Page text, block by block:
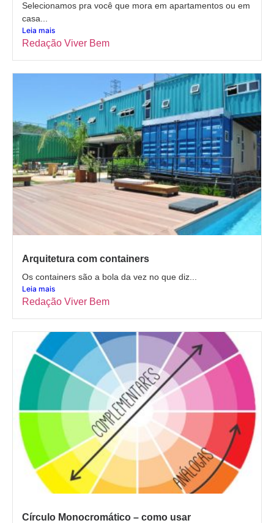
Selecionamos pra você que mora em apartamentos ou em
casa...
Leia mais
Redação Viver Bem
Arquitetura com containers
Os containers são a bola da vez no que diz...
Leia mais
Redação Viver Bem
Círculo Monocromático – como usar